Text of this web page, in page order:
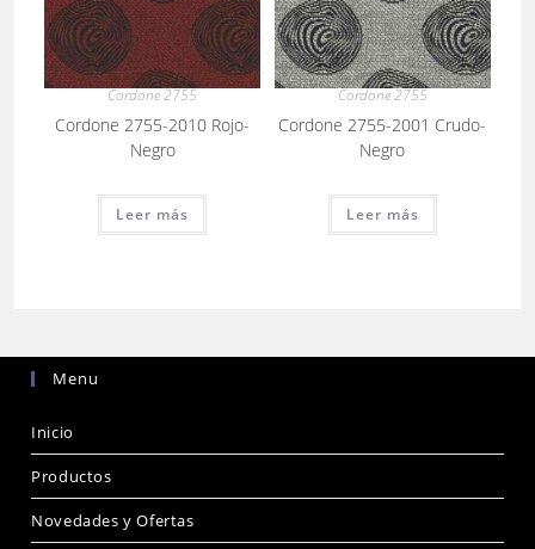
Cordone 2755
Cordone 2755-2010 Rojo-
Negro
Leer más
Cordone 2755
Cordone 2755-2001 Crudo-
Negro
Leer más
Menu
Inicio
Productos
Novedades y Ofertas